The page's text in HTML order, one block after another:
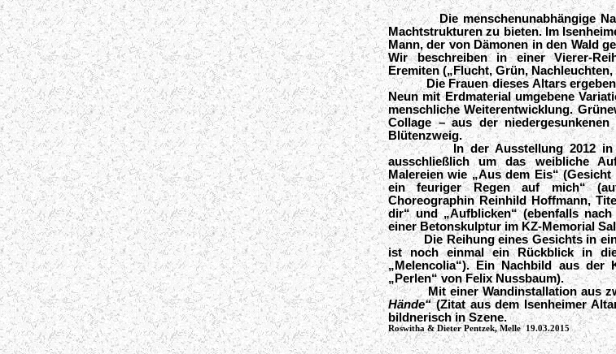
Die menschenunabhängige
Machtstrukturen zu bieten. Im
Mann, der von Dämonen in den Wald
Wir beschreiben in einer Vierer-
Eremiten („Flucht, Grün, Nachleuchten,
Die Frauen dieses Altars
Neun mit Erdmaterial umgebene
menschliche Weiterentwicklung.
Collage – aus der
Blütenzweig.
In der Ausstellung 2012
ausschließlich um das weibliche
Malereien wie „Aus dem Eis“
ein feuriger Regen auf mich“
Choreographin Reinhild Hoffmann,
dir“ und „Aufblicken“ (ebenfalls
einer Betonskulptur im KZ-Memorial
Die Reihung eines Gesichts in
ist noch einmal ein Rückblick in
„Melencolia“). Ein Nachbild aus der
„Perlen“ von Felix Nussbaum).
Mit einer Wandinstallation aus
Hände“(Zitat aus dem Isenheimer
bildnerisch in Szene.
Roswitha & Dieter Pentzek, Melle 19.03.2015